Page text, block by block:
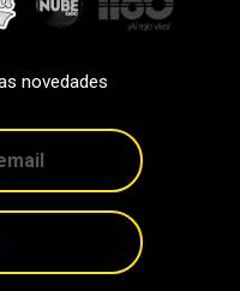
novedades